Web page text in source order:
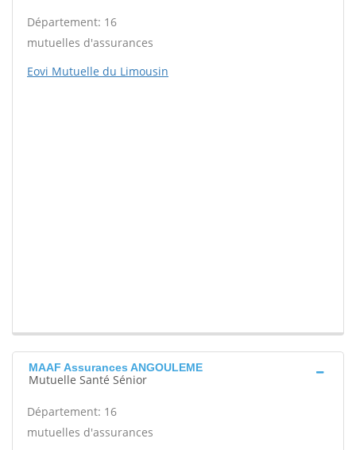
Département: 16
mutuelles d'assurances
Eovi Mutuelle du Limousin
MAAF Assurances ANGOULEME
Mutuelle Santé Sénior
Département: 16
mutuelles d'assurances